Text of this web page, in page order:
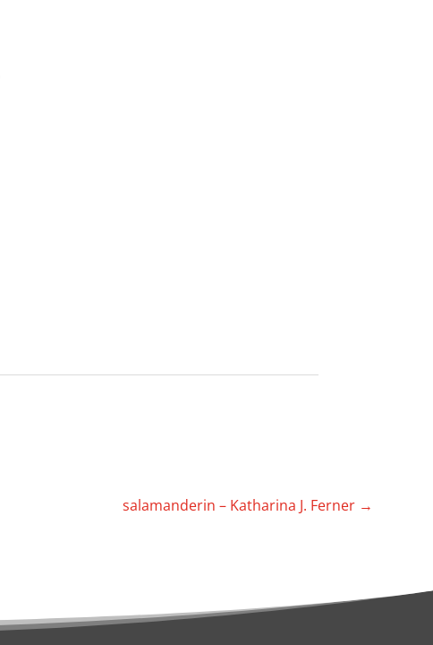
sala­man­derin – Katha­rina J. Ferner→